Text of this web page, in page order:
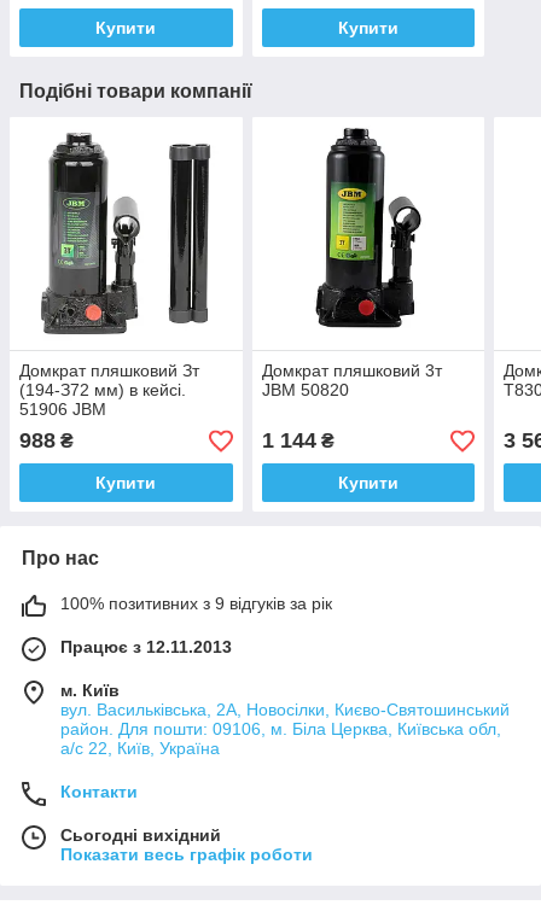
Купити Купити
Подібні товари компанії
Домкрат пляшковий Зт
(194-З72 мм) в кейсі.
51906 JBM
988 ₴
Купити
Домкрат пляшковий 3т
JBM 50820
1 144₴
Купити
3
Про нас
100% позитивних з 9 відгуків за рік
Працює з 12.11.2013
м. Київ
вул. Васильківська, 2А, Новосілки, Києво-Святошинський
район. Для пошти: 09106, м. Біла Церква, Київська обл,
а/с 22, Київ, Україна
Контакти
Сьогодні вихідний
Показати весь графік роботи